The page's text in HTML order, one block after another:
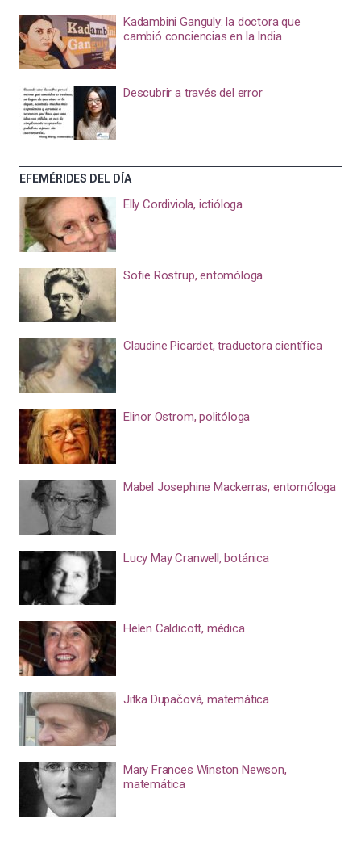
Kadambini Ganguly: la doctora que
cambió conciencias en la India
Descubrir a través del error
EFEMÉRIDES DEL DÍA
Elly Cordiviola, ictióloga
Sofie Rostrup, entomóloga
Claudine Picardet, traductora científica
Elinor Ostrom, politóloga
Mabel Josephine Mackerras, entomóloga
Lucy May Cranwell, botánica
Helen Caldicott, médica
Jitka Dupačová, matemática
Mary Frances Winston Newson,
matemática